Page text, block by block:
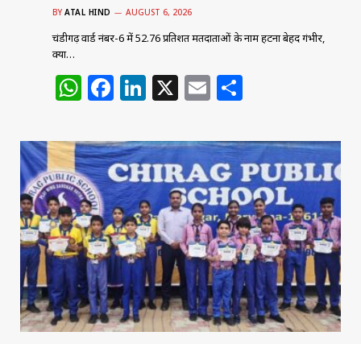
BY ATAL HIND AUGUST 6, 2026
चंडीगढ़ वार्ड नंबर-6 में 52.76 प्रतिशत मतदाताओं के नाम हटना बेहद गंभीर,
क्या…
W
at
s
A
p
p
F
c
e
b
o
o
k
Li
k
e
dI
n
X E
ai
l
ar
e